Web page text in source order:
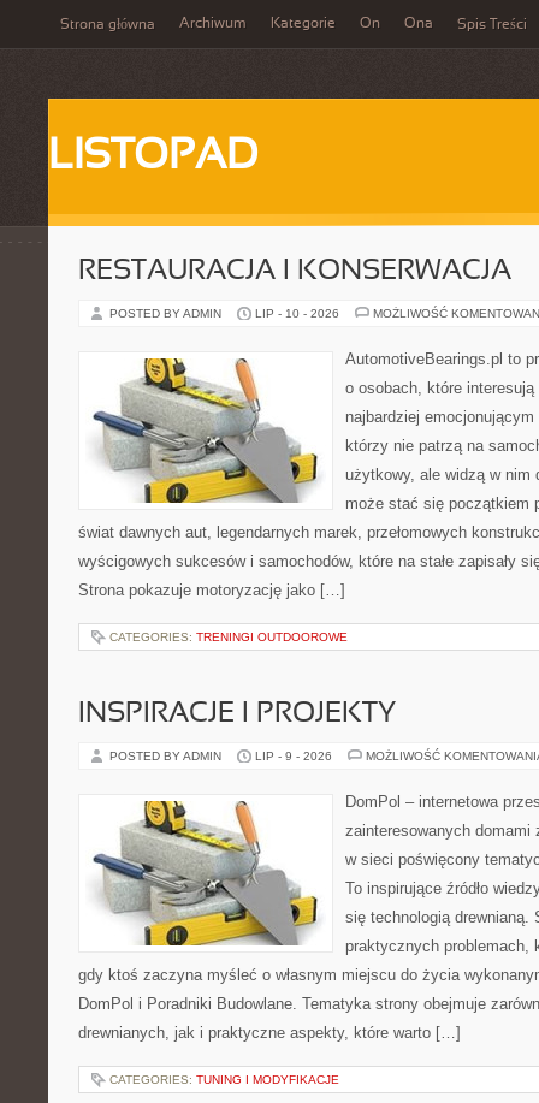
Strona główna Archiwum Kategorie On Ona Spis Treści
LISTOPAD
RESTAURACJA I KONSERWACJA
POSTED BY ADMIN LIP - 10 - 2026 MOŻLIWOŚĆ
AutomotiveBearings.pl to
o osobach, które
najbardziej
którzy nie patrzą na
użytkowy, ale widzą w nim
może stać się początkiem
świat dawnych aut, legendarnych marek, przełomowych
wyścigowych sukcesów i samochodów, które na stałe zapisały
Strona pokazuje motoryzację jako […]
CATEGORIES: TRENINGI OUTDOOROWE
INSPIRACJE I PROJEKTY
POSTED BY ADMIN LIP - 9 - 2026 MOŻLIWOŚĆ
DomPol – internetowa
zainteresowanych domami
w sieci poświęcony
To inspirujące źródło
się technologią drewnianą.
praktycznych problemach,
gdy ktoś zaczyna myśleć o własnym miejscu do życia
DomPol i Poradniki Budowlane. Tematyka strony obejmuje
drewnianych, jak i praktyczne aspekty, które warto […]
CATEGORIES: TUNING I MODYFIKACJE